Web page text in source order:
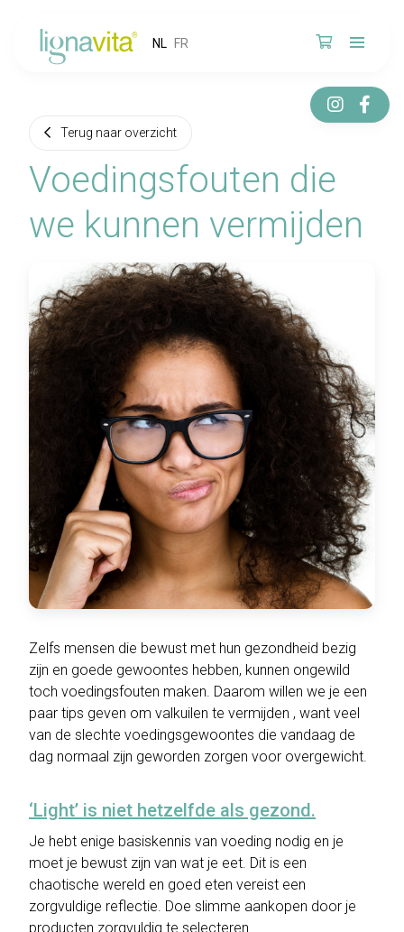
NL FR
Terug naar overzicht
Voedingsfouten die
we kunnen vermijden
Zelfs mensen die bewust met hun gezondheid bezig
zijn en goede gewoontes hebben, kunnen ongewild
toch voedingsfouten maken. Daarom willen we je een
paar tips geven om valkuilen te vermijden , want veel
van de slechte voedingsgewoontes die vandaag de
dag normaal zijn geworden zorgen voor overgewicht.
‘Light’ is niet hetzelfde als gezond.
Je hebt enige basiskennis van voeding nodig en je
moet je bewust zijn van wat je eet. Dit is een
chaotische wereld en goed eten vereist een
zorgvuldige reflectie. Doe slimme aankopen door je
producten zorgvuldig te selecteren.